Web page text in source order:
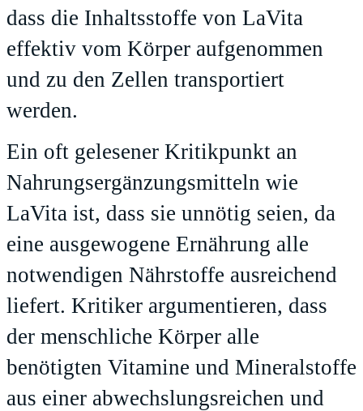
dass die Inhaltsstoffe von LaVita
effektiv vom Körper aufgenommen
und zu den Zellen transportiert
werden.
Ein oft gelesener Kritikpunkt an
Nahrungsergänzungsmitteln wie
LaVita ist, dass sie unnötig seien, da
eine ausgewogene Ernährung alle
notwendigen Nährstoffe ausreichend
liefert. Kritiker argumentieren, dass
der menschliche Körper alle
benötigten Vitamine und Mineralstoffe
aus einer abwechslungsreichen und